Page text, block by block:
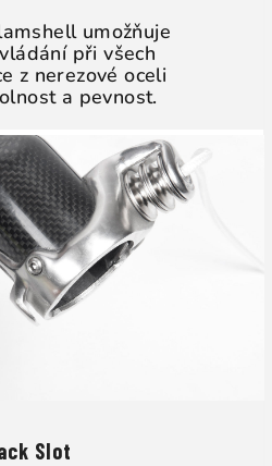
umožňuje
při všech
z nerezové oceli
a pevnost.
Slot